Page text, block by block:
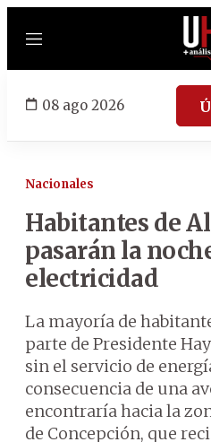
Menú
08 ago 2026
Nacionales
Habitantes de
pasarán la
electricidad
La mayoría de
parte de Presidente
sin el servicio de
consecuencia de una
encontraría hacia la
de Concepción, que